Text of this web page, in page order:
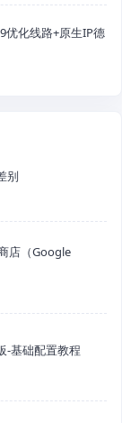
优化线路+原生IP德
别
店（Google
-基础配置教程